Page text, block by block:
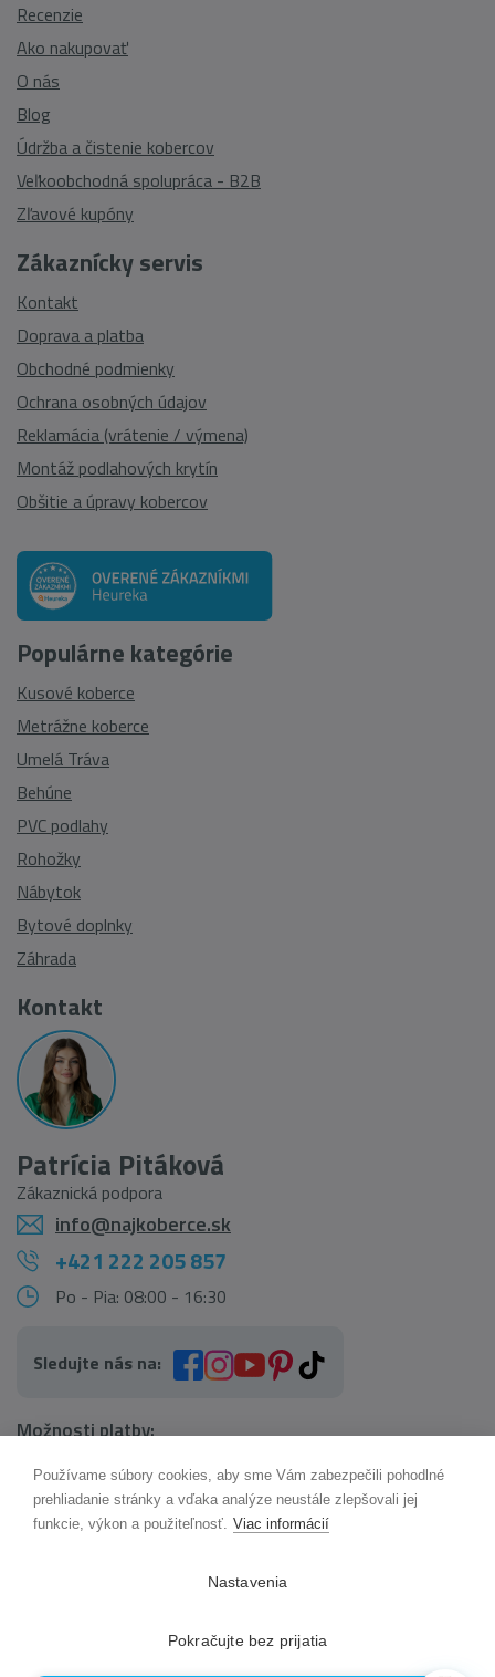
Zákaznícky servis
Kontakt
Doprava a platba
Obchodné podmienky
Ochrana osobných údajov
Reklamácia (vrátenie / výmena)
Montáž podlahových krytín
Obšitie a úpravy kobercov
Recenzie
Ako nakupovať
O nás
Blog
Údržba a čistenie kobercov
Veľkoobchodná spolupráca - B2B
Zľavové kupóny
Populárne kategórie
Kusové koberce
Metrážne koberce
Umelá Tráva
Behúne
PVC podlahy
Rohožky
Nábytok
Bytové doplnky
Záhrada
Kontakt
Patrícia Pitáková
Zákaznická podpora
info@najkoberce.sk
+421 222 205 857
Po - Pia: 08:00 - 16:30
Sledujte nás na:
Možnosti platby:
AI pomocník Maxík
Online
Používame súbory cookies, aby sme Vám zabezpečili pohodlné
prehliadanie stránky a vďaka analýze neustále zlepšovali jej
funkcie, výkon a použiteľnosť. Viac informácií
Nastavenia
Pokračujte bez prijatia